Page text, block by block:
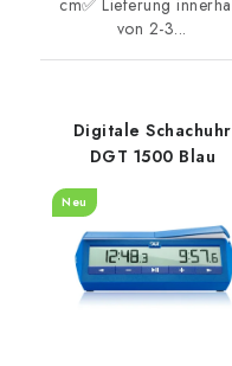
von 2-3...
Digitale Schachuhr
DGT 1500 Blau
Neu